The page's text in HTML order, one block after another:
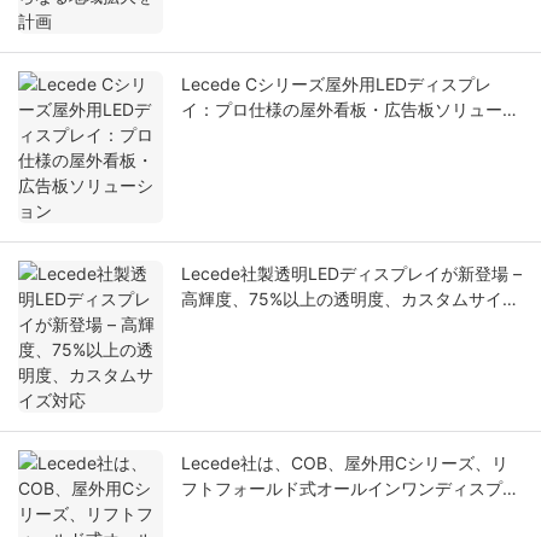
Lecede Cシリーズ屋外用LEDディスプレ
イ：プロ仕様の屋外看板・広告板ソリューシ
Lecede社製透明LEDディスプレイが新登場 –
高輝度、75%以上の透明度、カスタムサイズ
Lecede社は、COB、屋外用Cシリーズ、リ
フトフォールド式オールインワンディスプレ